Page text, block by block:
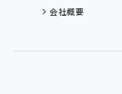
会社概要